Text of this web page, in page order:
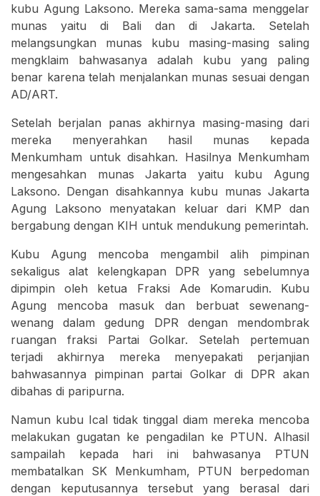
kubu Agung Laksono. Mereka sama-sama menggelar
munas yaitu di Bali dan di Jakarta. Setelah
melangsungkan munas kubu masing-masing saling
mengklaim bahwasanya adalah kubu yang paling
benar karena telah menjalankan munas sesuai dengan
AD/ART.
Setelah berjalan panas akhirnya masing-masing dari
mereka menyerahkan hasil munas kepada
Menkumham untuk disahkan. Hasilnya Menkumham
mengesahkan munas Jakarta yaitu kubu Agung
Laksono. Dengan disahkannya kubu munas Jakarta
Agung Laksono menyatakan keluar dari KMP dan
bergabung dengan KIH untuk mendukung pemerintah.
Kubu Agung mencoba mengambil alih pimpinan
sekaligus alat kelengkapan DPR yang sebelumnya
dipimpin oleh ketua Fraksi Ade Komarudin. Kubu
Agung mencoba masuk dan berbuat sewenang-
wenang dalam gedung DPR dengan mendombrak
ruangan fraksi Partai Golkar. Setelah pertemuan
terjadi akhirnya mereka menyepakati perjanjian
bahwasannya pimpinan partai Golkar di DPR akan
dibahas di paripurna.
Namun kubu Ical tidak tinggal diam mereka mencoba
melakukan gugatan ke pengadilan ke PTUN. Alhasil
sampailah kepada hari ini bahwasanya PTUN
membatalkan SK Menkumham, PTUN berpedoman
dengan keputusannya tersebut yang berasal dari